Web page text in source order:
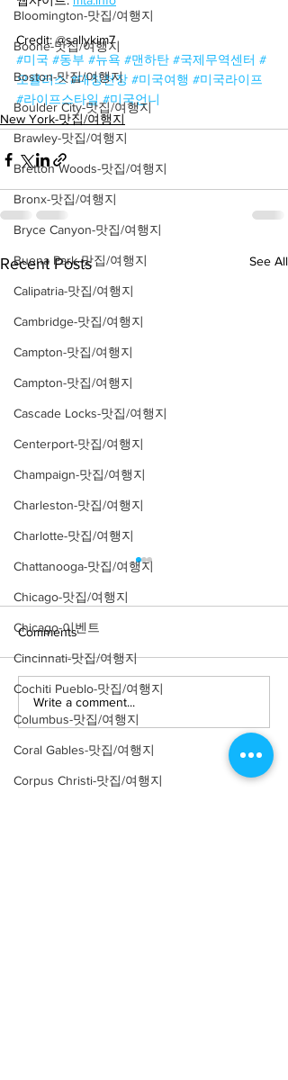
Bloomington-맛집/여행지
Boone-맛집/여행지
Boston-맛집/여행지
Boulder City-맛집/여행지
Brawley-맛집/여행지
Bretton Woods-맛집/여행지
Bronx-맛집/여행지
Bryce Canyon-맛집/여행지
Buena Park-맛집/여행지
Calipatria-맛집/여행지
Cambridge-맛집/여행지
Campton-맛집/여행지
Campton-맛집/여행지
Cascade Locks-맛집/여행지
Centerport-맛집/여행지
Champaign-맛집/여행지
Charleston-맛집/여행지
Charlotte-맛집/여행지
Chattanooga-맛집/여행지
Chicago-맛집/여행지
Chicago-이벤트
Cincinnati-맛집/여행지
Cochiti Pueblo-맛집/여행지
Columbus-맛집/여행지
Coral Gables-맛집/여행지
Corpus Christi-맛집/여행지
Credit: @sallykim7
#미국 #동부 #뉴욕 #맨하탄 #국제무역센터 #
오큘러스 #대칭천장 #미국여행 #미국라이프
#라이프스타일 #미국언니
New York-맛집/여행지
Recent Posts See All
[맛집/뉴욕 East Village/스
시 오마카세] Thirteen
Water
Comments
Write a comment...